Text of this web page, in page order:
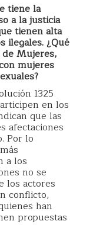
tiene la
a la justicia
tienen alta
ilegales. ¿Qué
de Mujeres,
mujeres
1325
en los
que las
afectaciones
Por lo
a los
no se
los actores
conflicto,
han
propuestas